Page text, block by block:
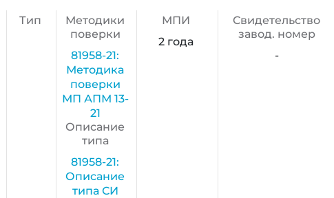
Тип
Методики
поверки
81958-21:
Методика
поверки
МП АПМ 13-
21
Описание
типа
81958-21:
Описание
типа СИ
МПИ
2 года
Cвидетельство
завод. номер
-